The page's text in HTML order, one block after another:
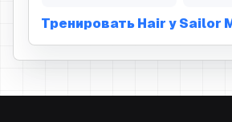
Тренировать Hair у Sailor